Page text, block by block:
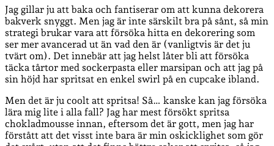
Jag gillar ju att baka och fantiserar om att kunna dekorera
bakverk snyggt. Men jag är inte särskilt bra på sånt, så min
strategi brukar vara att försöka hitta en dekorering som
ser mer avancerad ut än vad den är (vanligtvis är det ju
tvärt om). Det innebär att jag helst låter bli att försöka
täcka tårtor med sockerpasta eller marsipan och att jag på
sin höjd har spritsat en enkel swirl på en cupcake ibland.
Men det är ju coolt att spritsa! Så… kanske kan jag försöka
lära mig lite i alla fall? Jag har mest försökt spritsa
chokladmousse innan, eftersom det är gott, men jag har
förstått att det visst inte bara är min oskicklighet som gör